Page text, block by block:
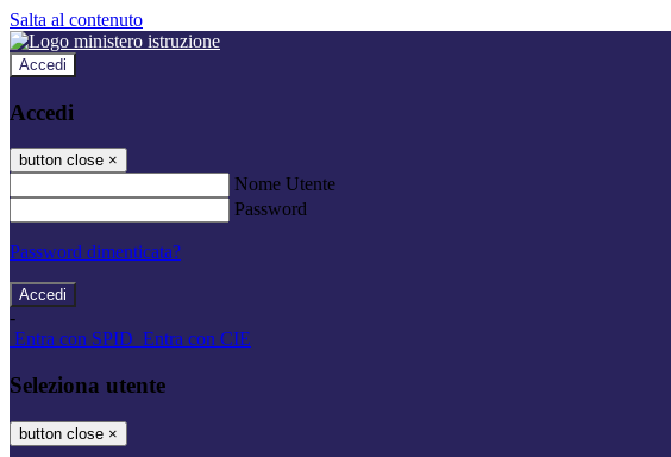
Salta al contenuto
Accedi
Accedi
button close ×
Nome Utente
Password
Password dimenticata?
-
Entra con SPID Entra con CIE
Seleziona utente
button close ×